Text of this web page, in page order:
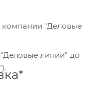
будет
Вы сможете скачать
и оплатить по
банка.
доступны к выбору
компании "Деловые
линии" до